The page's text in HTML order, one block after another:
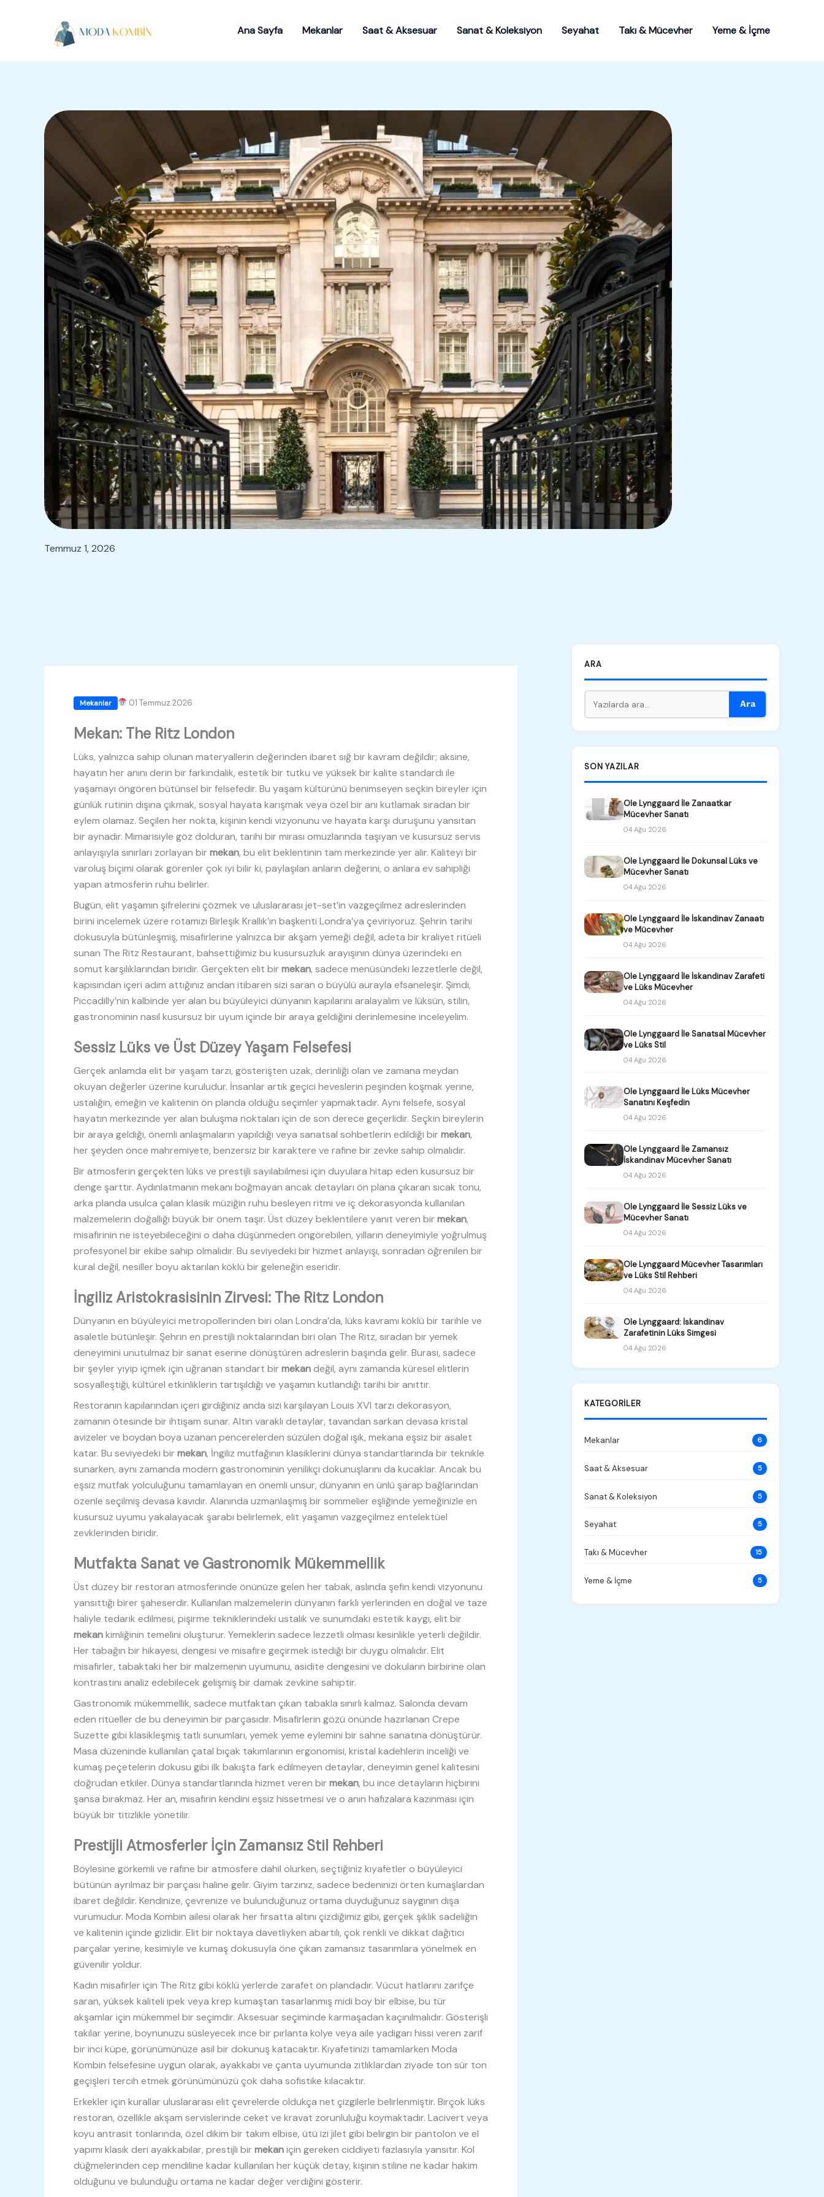
Ana Sayfa Mekanlar Saat & Aksesuar Sanat & Koleksiyon Seyahat Takı & Mücevher Yeme & İçme
Temmuz 1, 2026
Mekanlar 01 Temmuz 2026
Mekan: The Ritz London
Lüks, yalnızca sahip olunan materyallerin değerinden ibaret sığ bir kavram değildir; aksine,
hayatın her anını derin bir farkındalık, estetik bir tutku ve yüksek bir kalite standardı ile
yaşamayı öngören bütünsel bir felsefedir. Bu yaşam kültürünü benimseyen seçkin bireyler için
günlük rutinin dışına çıkmak, sosyal hayata karışmak veya özel bir anı kutlamak sıradan bir
eylem olamaz. Seçilen her nokta, kişinin kendi vizyonunu ve hayata karşı duruşunu yansıtan
bir aynadır. Mimarisiyle göz dolduran, tarihi bir mirası omuzlarında taşıyan ve kusursuz servis
anlayışıyla sınırları zorlayan birmekan, bu elit beklentinin tam merkezinde yer alır. Kaliteyi bir
varoluş biçimi olarak görenler çok iyi bilir ki, paylaşılan anların değerini, o anlara ev sahipliği
yapan atmosferin ruhu belirler.
Bugün, elit yaşamın şifrelerini çözmek ve uluslararası jet-set’in vazgeçilmez adreslerinden
birini incelemek üzere rotamızı Birleşik Krallık’ın başkenti Londra’ya çeviriyoruz. Şehrin tarihi
dokusuyla bütünleşmiş, misafirlerine yalnızca bir akşam yemeği değil, adeta bir kraliyet ritüeli
sunan The Ritz Restaurant, bahsettiğimiz bu kusursuzluk arayışının dünya üzerindeki en
somut karşılıklarından biridir. Gerçekten elit birmekan, sadece menüsündeki lezzetlerle değil,
kapısından içeri adım attığınız andan itibaren sizi saran o büyülü aurayla efsaneleşir. Şimdi,
Piccadilly’nin kalbinde yer alan bu büyüleyici dünyanın kapılarını aralayalım ve lüksün, stilin,
gastronominin nasıl kusursuz bir uyum içinde bir araya geldiğini derinlemesine inceleyelim.
Sessiz Lüks ve Üst Düzey Yaşam Felsefesi
Gerçek anlamda elit bir yaşam tarzı, gösterişten uzak, derinliği olan ve zamana meydan
okuyan değerler üzerine kuruludur. İnsanlar artık geçici heveslerin peşinden koşmak yerine,
ustalığın, emeğin ve kalitenin ön planda olduğu seçimler yapmaktadır. Aynı felsefe, sosyal
hayatın merkezinde yer alan buluşma noktaları için de son derece geçerlidir. Seçkin bireylerin
bir araya geldiği, önemli anlaşmaların yapıldığı veya sanatsal sohbetlerin edildiği birmekan,
her şeyden önce mahremiyete, benzersiz bir karaktere ve rafine bir zevke sahip olmalıdır.
Bir atmosferin gerçekten lüks ve prestijli sayılabilmesi için duyulara hitap eden kusursuz bir
denge şarttır. Aydınlatmanın mekanı boğmayan ancak detayları ön plana çıkaran sıcak tonu,
arka planda usulca çalan klasik müziğin ruhu besleyen ritmi ve iç dekorasyonda kullanılan
malzemelerin doğallığı büyük bir önem taşır. Üst düzey beklentilere yanıt veren birmekan,
misafirinin ne isteyebileceğini o daha düşünmeden öngörebilen, yılların deneyimiyle yoğrulmuş
profesyonel bir ekibe sahip olmalıdır. Bu seviyedeki bir hizmet anlayışı, sonradan öğrenilen bir
kural değil, nesiller boyu aktarılan köklü bir geleneğin eseridir.
İngiliz Aristokrasisinin Zirvesi: The Ritz London
Dünyanın en büyüleyici metropollerinden biri olan Londra’da, lüks kavramı köklü bir tarihle ve
asaletle bütünleşir. Şehrin en prestijli noktalarından biri olan The Ritz, sıradan bir yemek
deneyimini unutulmaz bir sanat eserine dönüştüren adreslerin başında gelir. Burası, sadece
bir şeyler yiyip içmek için uğranan standart birmekandeğil, aynı zamanda küresel elitlerin
sosyalleştiği, kültürel etkinliklerin tartışıldığı ve yaşamın kutlandığı tarihi bir anıttır.
Restoranın kapılarından içeri girdiğiniz anda sizi karşılayan Louis XVI tarzı dekorasyon,
zamanın ötesinde bir ihtişam sunar. Altın varaklı detaylar, tavandan sarkan devasa kristal
avizeler ve boydan boya uzanan pencerelerden süzülen doğal ışık, mekana eşsiz bir asalet
katar. Bu seviyedeki birmekan, İngiliz mutfağının klasiklerini dünya standartlarında bir teknikle
sunarken, aynı zamanda modern gastronominin yenilikçi dokunuşlarını da kucaklar. Ancak bu
eşsiz mutfak yolculuğunu tamamlayan en önemli unsur, dünyanın en ünlü şarap bağlarından
özenle seçilmiş devasa kavıdır. Alanında uzmanlaşmış bir sommelier eşliğinde yemeğinizle en
kusursuz uyumu yakalayacak şarabı belirlemek, elit yaşamın vazgeçilmez entelektüel
zevklerinden biridir.
Mutfakta Sanat ve Gastronomik Mükemmellik
Üst düzey bir restoran atmosferinde önünüze gelen her tabak, aslında şefin kendi vizyonunu
yansıttığı birer şaheserdir. Kullanılan malzemelerin dünyanın farklı yerlerinden en doğal ve taze
haliyle tedarik edilmesi, pişirme tekniklerindeki ustalık ve sunumdaki estetik kaygı, elit bir
mekankimliğinin temelini oluşturur. Yemeklerin sadece lezzetli olması kesinlikle yeterli değildir.
Her tabağın bir hikayesi, dengesi ve misafire geçirmek istediği bir duygu olmalıdır. Elit
misafirler, tabaktaki her bir malzemenin uyumunu, asidite dengesini ve dokuların birbirine olan
kontrastını analiz edebilecek gelişmiş bir damak zevkine sahiptir.
Gastronomik mükemmellik, sadece mutfaktan çıkan tabakla sınırlı kalmaz. Salonda devam
eden ritüeller de bu deneyimin bir parçasıdır. Misafirlerin gözü önünde hazırlanan Crepe
Suzette gibi klasikleşmiş tatlı sunumları, yemek yeme eylemini bir sahne sanatına dönüştürür.
Masa düzeninde kullanılan çatal bıçak takımlarının ergonomisi, kristal kadehlerin inceliği ve
kumaş peçetelerin dokusu gibi ilk bakışta fark edilmeyen detaylar, deneyimin genel kalitesini
doğrudan etkiler. Dünya standartlarında hizmet veren birmekan, bu ince detayların hiçbirini
şansa bırakmaz. Her an, misafirin kendini eşsiz hissetmesi ve o anın hafızalara kazınması için
büyük bir titizlikle yönetilir.
Prestijli Atmosferler İçin Zamansız Stil Rehberi
Böylesine görkemli ve rafine bir atmosfere dahil olurken, seçtiğiniz kıyafetler o büyüleyici
bütünün ayrılmaz bir parçası haline gelir. Giyim tarzınız, sadece bedeninizi örten kumaşlardan
ibaret değildir. Kendinize, çevrenize ve bulunduğunuz ortama duyduğunuz saygının dışa
vurumudur. Moda Kombin ailesi olarak her fırsatta altını çizdiğimiz gibi, gerçek şıklık sadeliğin
ve kalitenin içinde gizlidir. Elit bir noktaya davetliyken abartılı, çok renkli ve dikkat dağıtıcı
parçalar yerine, kesimiyle ve kumaş dokusuyla öne çıkan zamansız tasarımlara yönelmek en
güvenilir yoldur.
Kadın misafirler için The Ritz gibi köklü yerlerde zarafet ön plandadır. Vücut hatlarını zarifçe
saran, yüksek kaliteli ipek veya krep kumaştan tasarlanmış midi boy bir elbise, bu tür
akşamlar için mükemmel bir seçimdir. Aksesuar seçiminde karmaşadan kaçınılmalıdır. Gösterişli
takılar yerine, boynunuzu süsleyecek ince bir pırlanta kolye veya aile yadigarı hissi veren zarif
bir inci küpe, görünümünüze asil bir dokunuş katacaktır. Kıyafetinizi tamamlarken Moda
Kombin felsefesine uygun olarak, ayakkabı ve çanta uyumunda zıtlıklardan ziyade ton sür ton
geçişleri tercih etmek görünümünüzü çok daha sofistike kılacaktır.
Erkekler için kurallar uluslararası elit çevrelerde oldukça net çizgilerle belirlenmiştir. Birçok lüks
restoran, özellikle akşam servislerinde ceket ve kravat zorunluluğu koymaktadır. Lacivert veya
koyu antrasit tonlarında, özel dikim bir takım elbise, ütü izi jilet gibi belirgin bir pantolon ve el
yapımı klasik deri ayakkabılar, prestijli birmekaniçin gereken ciddiyeti fazlasıyla yansıtır. Kol
düğmelerinden cep mendiline kadar kullanılan her küçük detay, kişinin stiline ne kadar hakim
olduğunu ve bulunduğu ortama ne kadar değer verdiğini gösterir.
ARA
Ara
SON YAZILAR
Ole Lynggaard İle Zanaatkar
Mücevher Sanatı
04 Ağu 2026
Ole Lynggaard İle Dokunsal Lüks ve
Mücevher Sanatı
04 Ağu 2026
Ole Lynggaard İle İskandinav Zanaatı
ve Mücevher
04 Ağu 2026
Ole Lynggaard İle İskandinav Zarafeti
ve Lüks Mücevher
04 Ağu 2026
Ole Lynggaard İle Sanatsal Mücevher
ve Lüks Stil
04 Ağu 2026
Ole Lynggaard İle Lüks Mücevher
Sanatını Keşfedin
04 Ağu 2026
Ole Lynggaard İle Zamansız
İskandinav Mücevher Sanatı
04 Ağu 2026
Ole Lynggaard İle Sessiz Lüks ve
Mücevher Sanatı
04 Ağu 2026
Ole Lynggaard Mücevher Tasarımları
ve Lüks Stil Rehberi
04 Ağu 2026
Ole Lynggaard: İskandinav
Zarafetinin Lüks Simgesi
04 Ağu 2026
KATEGORILER
Mekanlar 6
Saat & Aksesuar 5
Sanat & Koleksiyon 5
Seyahat 5
Takı & Mücevher 15
Yeme & İçme 5